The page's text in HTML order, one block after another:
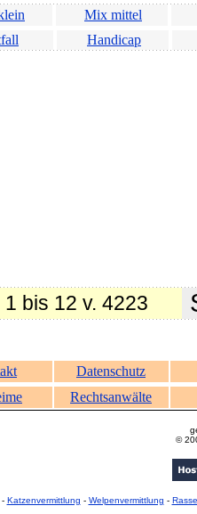
Mix mittel
Handicap
1 bis 12 v. 4223
Datenschutz
Rechtsanwälte
©
- Katzenvermittlung - Welpenvermittlung -